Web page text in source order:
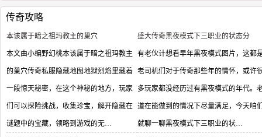
传奇攻略
本该属于暗之祖玛教主的巢穴
本文由小编野幻桃本该属于暗之祖玛教主
的巢穴传奇私服隐藏地图地狱烈焰里藏着
一段惊天秘密，在这个神秘的地方，玩家
们可以探险挑战，收集珍宝，解开隐藏在
谜题中的宝藏，领略到游戏的无…
盛大传奇黑夜模式下三职业的状态分
有老伙计想看早年黑夜模式图片，这都
老司机们对于传奇那些年的情怀，或许
多玩家都没经历过有黑夜模式的年代。
道在能做到的情况下尽量满足，今天咱
就聊一聊黑夜模式下三职业的状…